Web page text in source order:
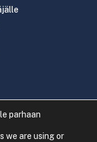
kunta
parhaan
we are using or